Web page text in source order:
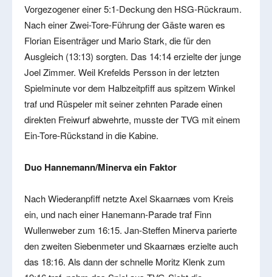
Vorgezogener einer 5:1-Deckung den HSG-Rückraum.
Nach einer Zwei-Tore-Führung der Gäste waren es
Florian Eisenträger und Mario Stark, die für den
Ausgleich (13:13) sorgten. Das 14:14 erzielte der junge
Joel Zimmer. Weil Krefelds Persson in der letzten
Spielminute vor dem Halbzeitpfiff aus spitzem Winkel
traf und Rüspeler mit seiner zehnten Parade einen
direkten Freiwurf abwehrte, musste der TVG mit einem
Ein-Tore-Rückstand in die Kabine.
Duo Hannemann/Minerva ein Faktor
Nach Wiederanpfiff netzte Axel Skaarnæs vom Kreis
ein, und nach einer Hanemann-Parade traf Finn
Wullenweber zum 16:15. Jan-Steffen Minerva parierte
den zweiten Siebenmeter und Skaarnæs erzielte auch
das 18:16. Als dann der schnelle Moritz Klenk zum